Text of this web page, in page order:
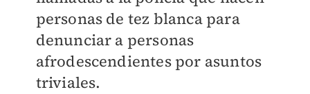
personas de tez blanca para
denunciar a personas
afrodescendientes por asuntos
triviales.